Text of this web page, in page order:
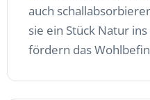
auch
sie ein Stück Natur
fördern das